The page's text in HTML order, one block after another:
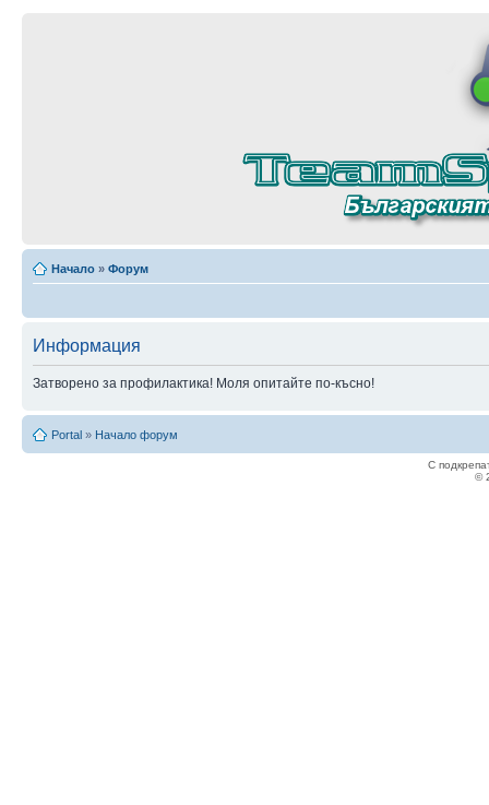
Начало » Форум
Информация
Затворено за профилактика! Моля опитайте по-късно!
Portal » Начало форум
С
©